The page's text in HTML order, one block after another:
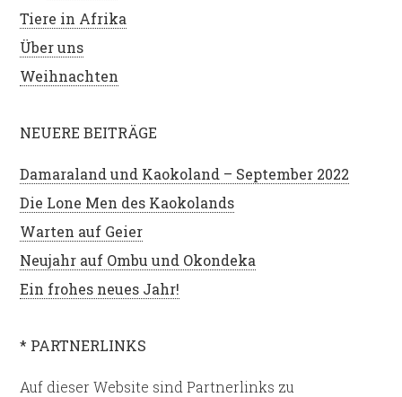
Tiere in Afrika
Über uns
Weihnachten
NEUERE BEITRÄGE
Damaraland und Kaokoland – September 2022
Die Lone Men des Kaokolands
Warten auf Geier
Neujahr auf Ombu und Okondeka
Ein frohes neues Jahr!
* PARTNERLINKS
Auf dieser Website sind Partnerlinks zu